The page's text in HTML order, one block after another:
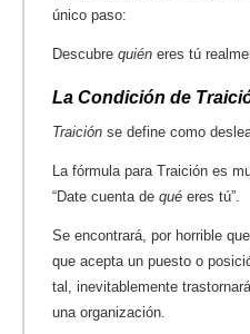
único paso:
Descubre quién eres tú
La Condición de
Traición se define como
La fórmula para Traición es
“Date cuenta de qué eres tú”.
Se encontrará, por horrible
que acepta un puesto o
tal, inevitablemente
una organización.